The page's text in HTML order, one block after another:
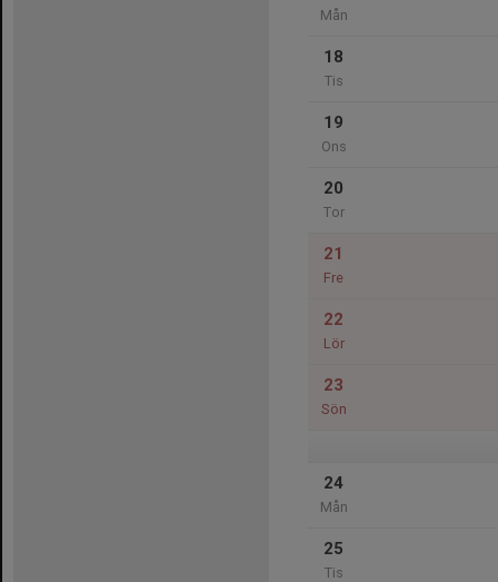
Mån
18
Tis
19
Ons
20
Tor
21
Fre
22
Lör
23
Sön
24
Mån
25
Tis